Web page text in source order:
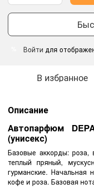
Войти для
В избранное
Описание
Автопарфюм
(унисекс)
Базовые аккорды: роза,
теплый пряный,
гурманские. Начальная
кофе и роза. Базовая